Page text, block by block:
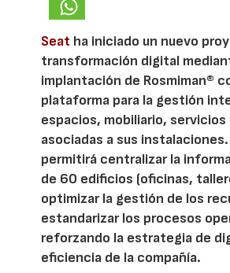
Seat ha iniciado un nuevo
transformación digital
implantación de Rosmiman®
plataforma para la gestión
espacios, mobiliario,
asociadas a sus
permitirá centralizar la
de 60 edificios (oficinas,
optimizar la gestión de los
estandarizar los procesos
reforzando la estrategia de
eficiencia de la compañía.